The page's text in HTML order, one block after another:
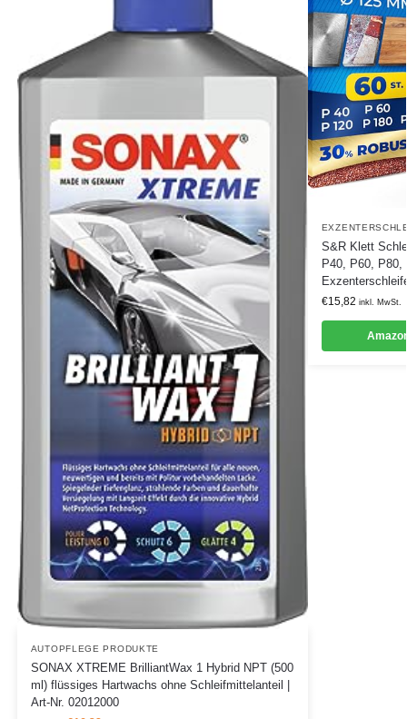
AUTOPFLEGE PRODUKTE
SONAX XTREME BrilliantWax 1 Hybrid NPT (500
ml) flüssiges Hartwachs ohne Schleifmittelanteil |
Art-Nr. 02012000
S&R Klett
P40, P60, P80,
€15,82 inkl. MwSt.